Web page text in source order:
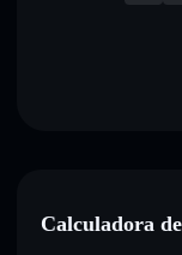
Calculadora